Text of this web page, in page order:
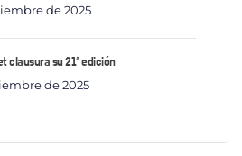
de 2025
clausura su 21ª edición
de 2025